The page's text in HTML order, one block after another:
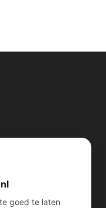
en distributeur van
goed te laten